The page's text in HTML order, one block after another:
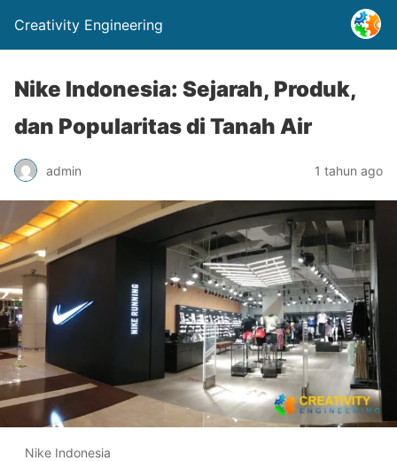
Creativity Engineering
Nike Indonesia: Sejarah, Produk,
dan Popularitas di Tanah Air
admin 1 tahun ago
Nike Indonesia